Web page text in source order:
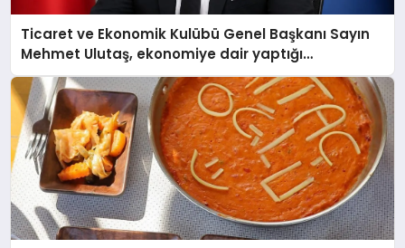
Ticaret ve Ekonomik Kulübü Genel Başkanı Sayın
Mehmet Ulutaş, ekonomiye dair yaptığı
açıklamada şunları kaydetti: